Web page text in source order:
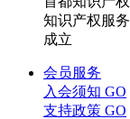
知识产权服
成立
会员服务
入会须知 GO
支持政策 GO